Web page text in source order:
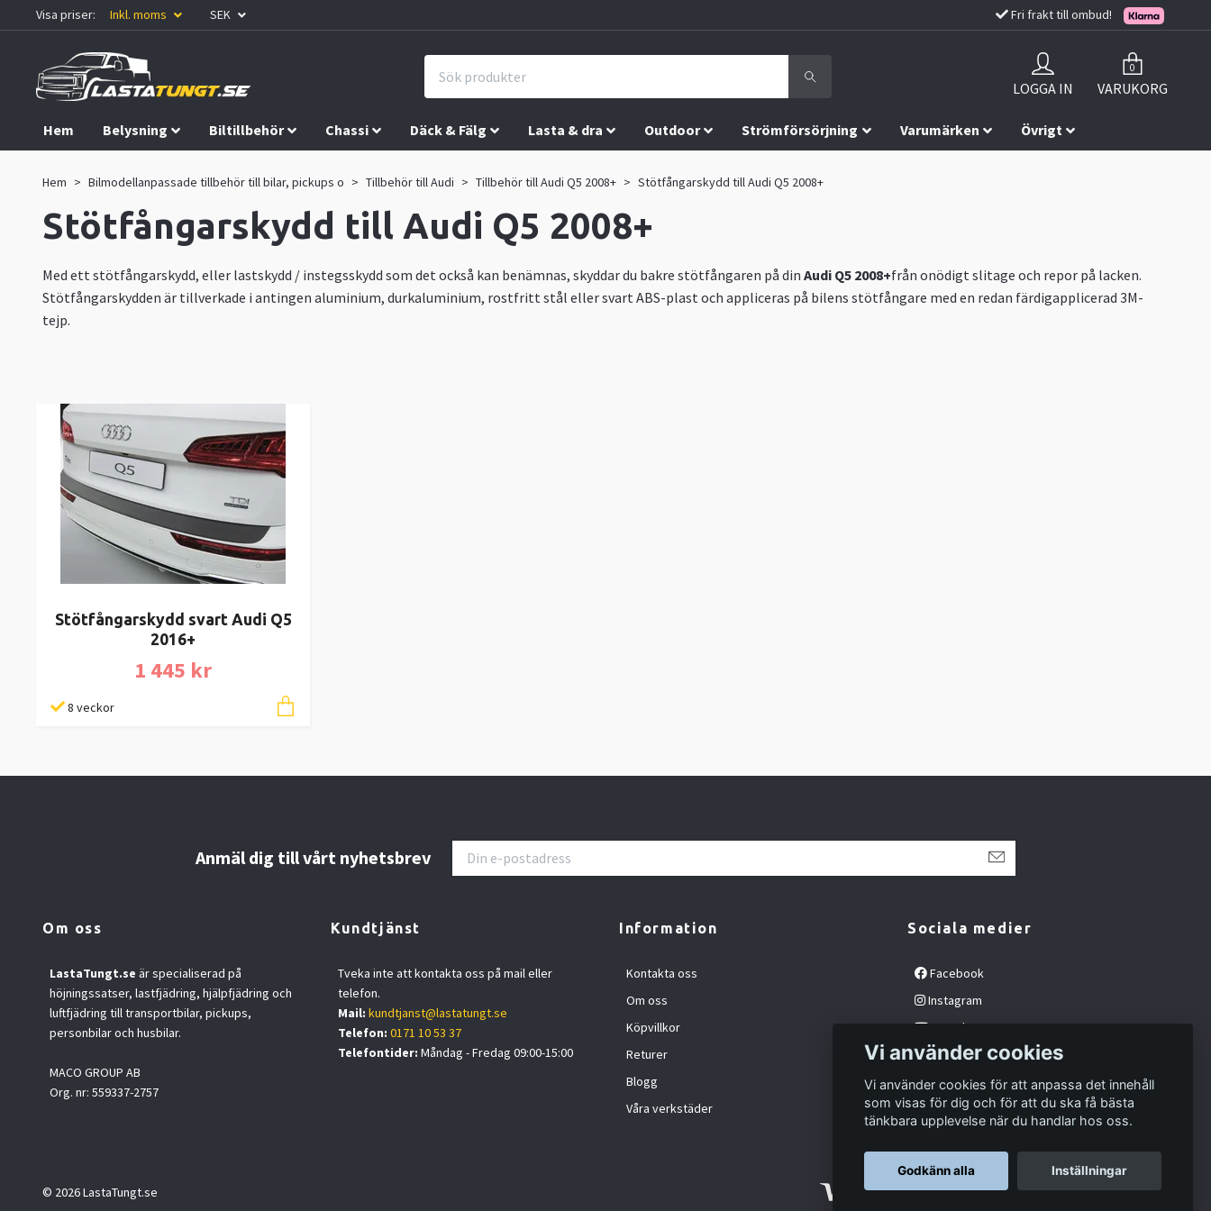
Visa priser: Inkl. moms SEK Fri frakt till ombud!
LOGGA IN
0
VARUKORG
Hem Belysning Biltillbehör Chassi Däck & Fälg Lasta & dra Outdoor Strömförsörjning Varumärken Övrigt
Hem Bilmodellanpassade tillbehör till bilar, pickups o Tillbehör till Audi Tillbehör till Audi Q5 2008+ Stötfångarskydd till Audi Q5 2008+
Stötfångarskydd till Audi Q5 2008+
Med ett stötfångarskydd, eller lastskydd / instegsskydd som det också kan benämnas, skyddar du bakre stötfångaren på din Audi Q5 2008+från onödigt slitage och repor på lacken.
Stötfångarskydden är tillverkade i antingen aluminium, durkaluminium, rostfritt stål eller svart ABS-plast och appliceras på bilens stötfångare med en redan färdigapplicerad 3M-
tejp.
Stötfångarskydd svart Audi Q5
2016+
1 445 kr
8 veckor
Anmäl dig till vårt nyhetsbrev
Om oss
LastaTungt.se är specialiserad på
höjningssatser, lastfjädring, hjälpfjädring och
luftfjädring till transportbilar, pickups,
personbilar och husbilar.
MACO GROUP AB
Org. nr: 559337-2757
Kundtjänst
Tveka inte att kontakta oss på mail eller
telefon.
Mail: kundtjanst@lastatungt.se
Telefon: 0171 10 53 37
Telefontider: Måndag - Fredag 09:00-15:00
Information
Kontakta oss
Om oss
Köpvillkor
Returer
Blogg
Våra verkstäder
Sociala medier
Facebook
Instagram
YouTube
© 2026 LastaTungt.se
Vi använder cookies
Vi använder cookies för att anpassa det innehåll
som visas för dig och för att du ska få bästa
tänkbara upplevelse när du handlar hos oss.
Godkänn alla Inställningar